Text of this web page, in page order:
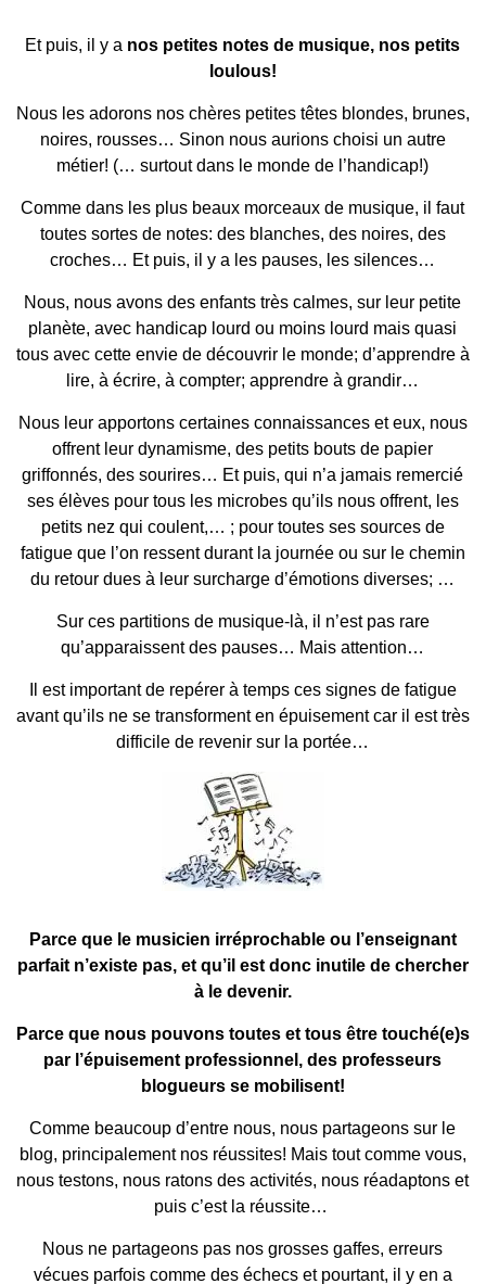
Et puis, il y a nos petites notes de musique, nos petits
loulous!
Nous les adorons nos chères petites têtes blondes, brunes,
noires, rousses… Sinon nous aurions choisi un autre
métier! (… surtout dans le monde de l’handicap!)
Comme dans les plus beaux morceaux de musique, il faut
toutes sortes de notes: des blanches, des noires, des
croches… Et puis, il y a les pauses, les silences…
Nous, nous avons des enfants très calmes, sur leur petite
planète, avec handicap lourd ou moins lourd mais quasi
tous avec cette envie de découvrir le monde; d’apprendre à
lire, à écrire, à compter; apprendre à grandir…
Nous leur apportons certaines connaissances et eux, nous
offrent leur dynamisme, des petits bouts de papier
griffonnés, des sourires… Et puis, qui n’a jamais remercié
ses élèves pour tous les microbes qu’ils nous offrent, les
petits nez qui coulent,… ; pour toutes ses sources de
fatigue que l’on ressent durant la journée ou sur le chemin
du retour dues à leur surcharge d’émotions diverses; …
Sur ces partitions de musique-là, il n’est pas rare
qu’apparaissent des pauses… Mais attention…
Il est important de repérer à temps ces signes de fatigue
avant qu’ils ne se transforment en épuisement car il est très
difficile de revenir sur la portée…
Parce que le musicien irréprochable ou l’enseignant
parfait n’existe pas, et qu’il est donc inutile de chercher
à le devenir.
Parce que nous pouvons toutes et tous être touché(e)s
par l’épuisement professionnel, des professeurs
blogueurs se mobilisent!
Comme beaucoup d’entre nous, nous partageons sur le
blog, principalement nos réussites! Mais tout comme vous,
nous testons, nous ratons des activités, nous réadaptons et
puis c’est la réussite…
Nous ne partageons pas nos grosses gaffes, erreurs
vécues parfois comme des échecs et pourtant, il y en a